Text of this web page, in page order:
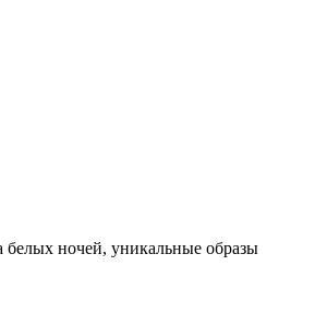
ночей, уникальные образы